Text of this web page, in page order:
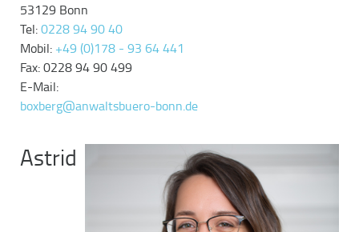
53129 Bonn
Tel:0228 94 90 40
Mobil: +49 (0)178 - 93 64 441
Fax: 0228 94 90 499
E-Mail:
boxberg@anwaltsbuero-bonn.de
Astrid